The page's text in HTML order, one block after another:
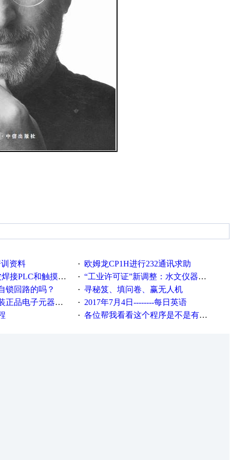
资料 ·
欧姆龙CP1H进行232通讯求助
PLC和触摸屏程序
· “工业许可证”新调整：水文仪器等19类产品取消事前生产许可
锁回路的吗？
· 寻秘笈、填问卷、赢无人机
元器件，价格怎么样
·
2017年7月4日--------每日英语
· 各位帮我看看这个程序是不是有问题？？？